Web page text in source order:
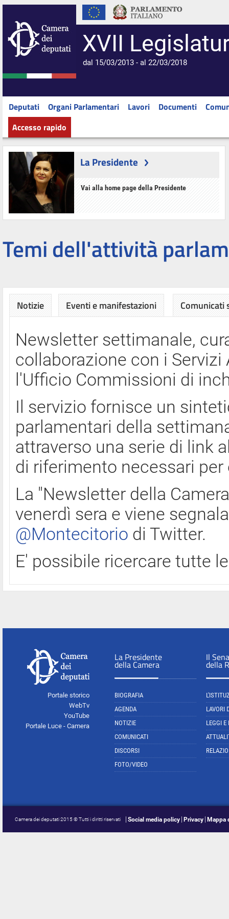
XVII
dal 15/03/2013 - al 22/03/2018
Deputati Organi Parlamentari Lavori Documenti
Accesso rapido
La Presidente
Vai alla home page della Presidente
Temi dell'attività
Notizie Eventi e manifestazioni Comunicati
Newsletter settimanale,
collaborazione con i
l'Ufficio Commissioni di
Il servizio fornisce un
parlamentari della
attraverso una serie di link
di riferimento necessari
La "Newsletter della
venerdì sera e viene
@Montecitorio di Twitter.
E' possibile ricercare tutte
Portale storico
WebTv
YouTube
Portale Luce - Camera
La Presidente
della Camera
BIOGRAFIA
AGENDA
NOTIZIE
COMUNICATI
DISCORSI
FOTO/VIDEO
Il
della
LAVORI
LEGGI E
Camera dei deputati 2015 © Tutti i diritti riservati Social media policy Privacy Mappa